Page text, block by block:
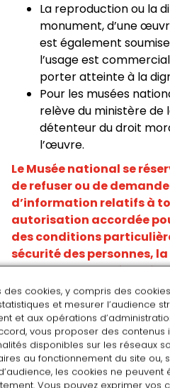
La reproduction ou la
monument, d’une
est également
l’usage est
porter atteinte à la
Pour les musées
relève du ministère de
détenteur du droit
l’œuvre.
Le Musée national se
de refuser ou de
d’information relatifs à
autorisation accordée
des conditions
sécurité des personnes,
espaces et le bon
du musée.
Procédure
des cookies, y compris des
et mesurer l’audience
et aux opérations
vous proposer des contenus
disponibles sur les réseaux
au fonctionnement du site ou,
les cookies ne peuvent
Vous pouvez exprimer vos